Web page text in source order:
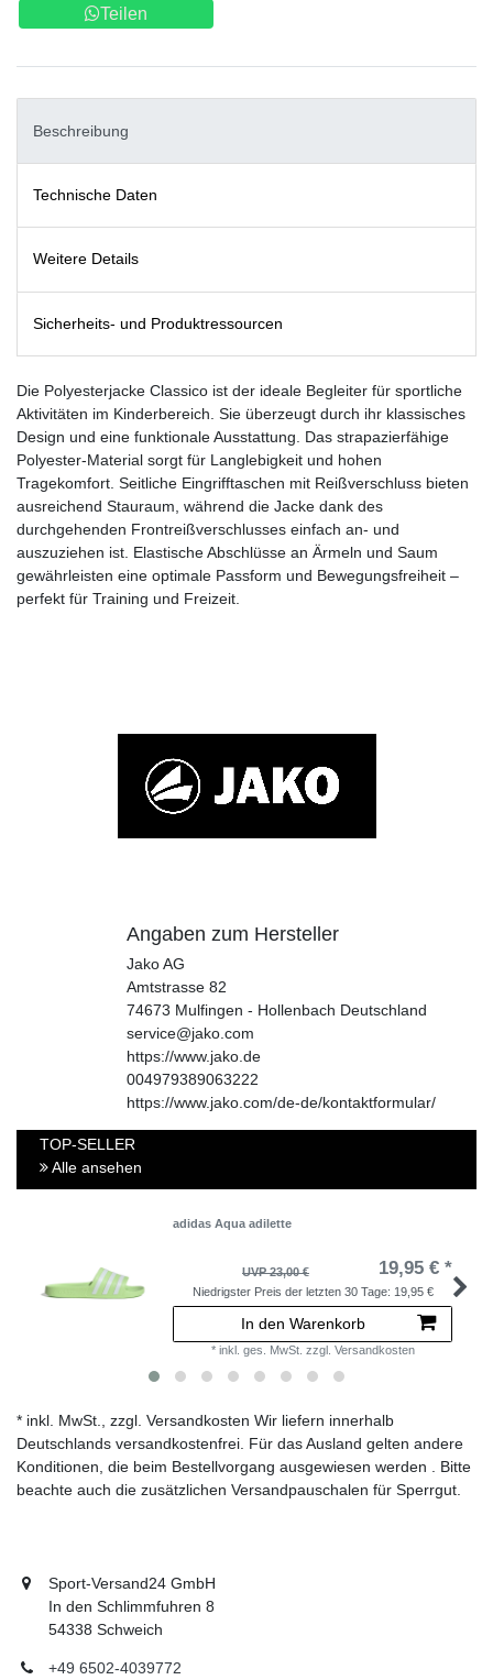
Teilen
Beschreibung
Technische Daten
Weitere Details
Sicherheits- und Produktressourcen
Die Polyesterjacke Classico ist der ideale Begleiter für sportliche
Aktivitäten im Kinderbereich. Sie überzeugt durch ihr klassisches
Design und eine funktionale Ausstattung. Das strapazierfähige
Polyester-Material sorgt für Langlebigkeit und hohen
Tragekomfort. Seitliche Eingrifftaschen mit Reißverschluss bieten
ausreichend Stauraum, während die Jacke dank des
durchgehenden Frontreißverschlusses einfach an- und
auszuziehen ist. Elastische Abschlüsse an Ärmeln und Saum
gewährleisten eine optimale Passform und Bewegungsfreiheit –
perfekt für Training und Freizeit.
Angaben zum Hersteller
Jako AG
Amtstrasse 82
74673 Mulfingen - Hollenbach Deutschland
service@jako.com
https://www.jako.de
004979389063222
https://www.jako.com/de-de/kontaktformular/
TOP-SELLER
Alle ansehen
adidas Aqua adilette
UVP 23,00 € 19,95 € *
Niedrigster Preis der letzten 30 Tage: 19,95 €
In den Warenkorb
* inkl. ges. MwSt. zzgl. Versandkosten
* inkl. MwSt., zzgl. Versandkosten Wir liefern innerhalb
Deutschlands versandkostenfrei. Für das Ausland gelten andere
Konditionen, die beim Bestellvorgang ausgewiesen werden . Bitte
beachte auch die zusätzlichen Versandpauschalen für Sperrgut.
Sport-Versand24 GmbH
In den Schlimmfuhren 8
54338 Schweich
+49 6502-4039772